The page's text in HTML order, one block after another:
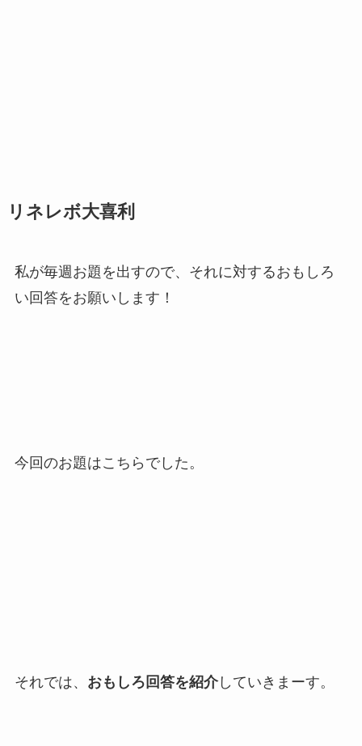
リネレボ大喜利
私が毎週お題を出すので、それに対するおもしろ
い回答をお願いします！
今回のお題はこちらでした。
それでは、 おもしろ回答を紹介していきまーす。